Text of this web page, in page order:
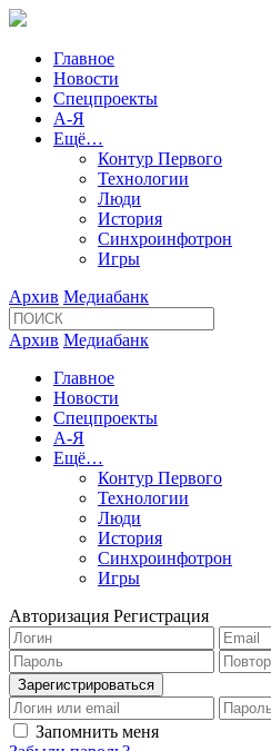
Главное
Новости
Спецпроекты
А-Я
Ещё…
Контур Первого
Технологии
Люди
История
Синхроинфотрон
Игры
Архив Медиабанк
Архив Медиабанк
Главное
Новости
Спецпроекты
А-Я
Ещё…
Контур Первого
Технологии
Люди
История
Синхроинфотрон
Игры
Авторизация Регистрация
Запомнить меня